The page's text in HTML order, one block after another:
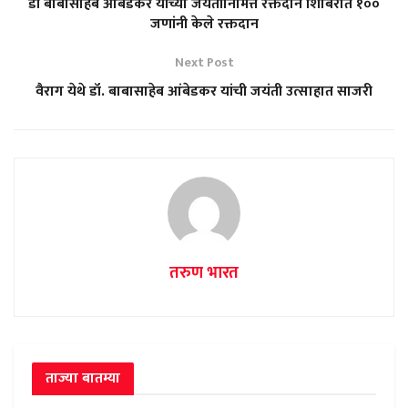
जणांनी केले रक्तदान
Next Post
वैराग येथे डॉ. बाबासाहेब आंबेडकर यांची जयंती उत्साहात साजरी
तरुण भारत
ताज्या बातम्या